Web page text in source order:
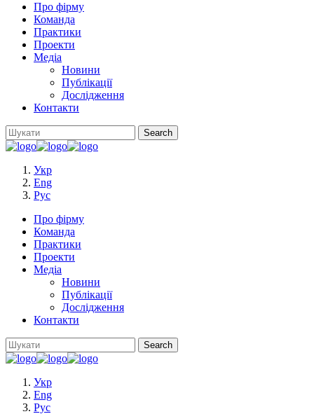
Про фірму
Команда
Практики
Проекти
Медіа
Новини
Публікації
Дослідження
Контакти
Укр
Eng
Рус
Про фірму
Команда
Практики
Проекти
Медіа
Новини
Публікації
Дослідження
Контакти
Укр
Eng
Рус